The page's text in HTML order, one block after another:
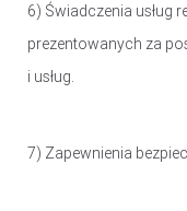
6) Świadczenia usług
prezentowanych za
i usług.
7) Zapewnienia